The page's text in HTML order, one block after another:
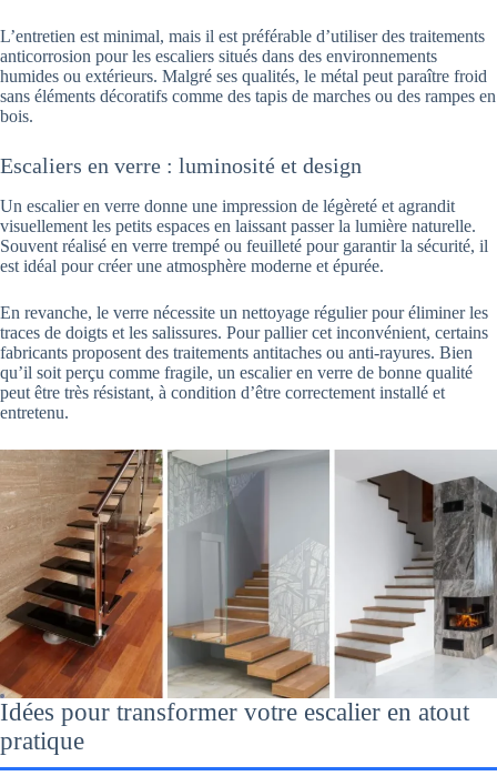
L’entretien est minimal, mais il est préférable d’utiliser des traitements
anticorrosion pour les escaliers situés dans des environnements
humides ou extérieurs. Malgré ses qualités, le métal peut paraître froid
sans éléments décoratifs comme des tapis de marches ou des rampes en
bois.
Escaliers en verre : luminosité et design
Un escalier en verre donne une impression de légèreté et agrandit
visuellement les petits espaces en laissant passer la lumière naturelle.
Souvent réalisé en verre trempé ou feuilleté pour garantir la sécurité, il
est idéal pour créer une atmosphère moderne et épurée.
En revanche, le verre nécessite un nettoyage régulier pour éliminer les
traces de doigts et les salissures. Pour pallier cet inconvénient, certains
fabricants proposent des traitements antitaches ou anti-rayures. Bien
qu’il soit perçu comme fragile, un escalier en verre de bonne qualité
peut être très résistant, à condition d’être correctement installé et
entretenu.
Idées pour transformer votre escalier en atout
pratique